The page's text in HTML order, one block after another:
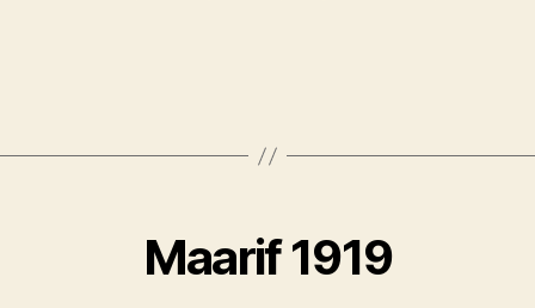
Maarif 1919